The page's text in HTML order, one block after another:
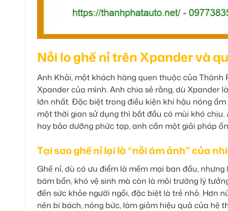
Nỗi lo ghế nỉ trên Xpander và
Anh Khải, một khách hàng quen thuộc của
Xpander của mình. Anh chia sẻ rằng, dù Xpander
lớn nhất. Đặc biệt trong điều kiện khí hậu nóng
một thời gian sử dụng thì bắt đầu có mùi khó
hay bảo dưỡng phức tạp, anh cần một giải pháp
Tại sao ghế nỉ lại là “nỗi ám ảnh” của
Ghế nỉ, dù có ưu điểm là mềm mại ban đầu,
bám bẩn, khó vệ sinh mà còn là môi trường lý
đến sức khỏe người ngồi, đặc biệt là trẻ nhỏ. Hơn
nên bí bách, nóng bức, làm giảm hiệu quả của hệ